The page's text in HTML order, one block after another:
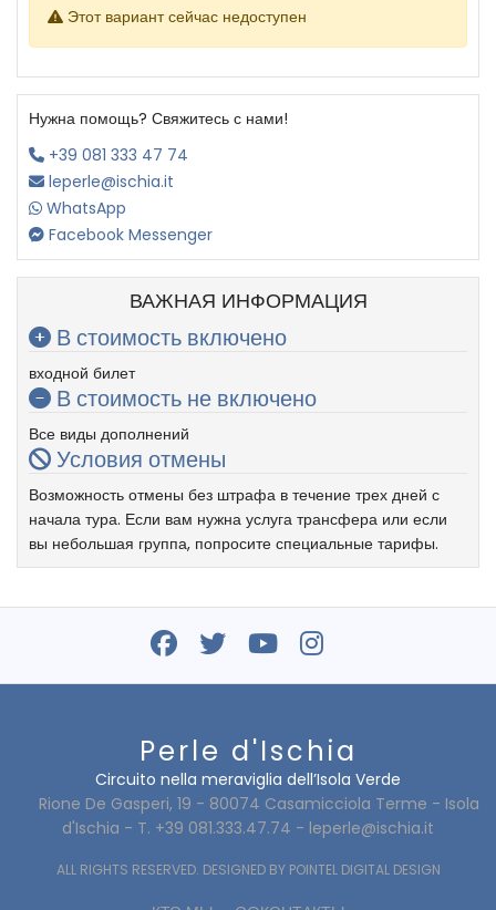
Этот вариант сейчас недоступен
Нужна помощь? Свяжитесь с нами!
+39 081 333 47 74
leperle@ischia.it
WhatsApp
Facebook Messenger
ВАЖНАЯ ИНФОРМАЦИЯ
В стоимость включено
входной билет
В стоимость не включено
Все виды дополнений
Условия отмены
Возможность отмены без штрафа в течение трех дней с
начала тура. Если вам нужна услуга трансфера или если
вы небольшая группа, попросите специальные тарифы.
Perle d'Ischia
Circuito nella meraviglia dell’Isola Verde
Rione De Gasperi, 19 - 80074 Casamicciola Terme - Isola
d'Ischia - T. +39 081.333.47.74 - leperle@ischia.it
ALL RIGHTS RESERVED. DESIGNED BY POINTEL DIGITAL DESIGN